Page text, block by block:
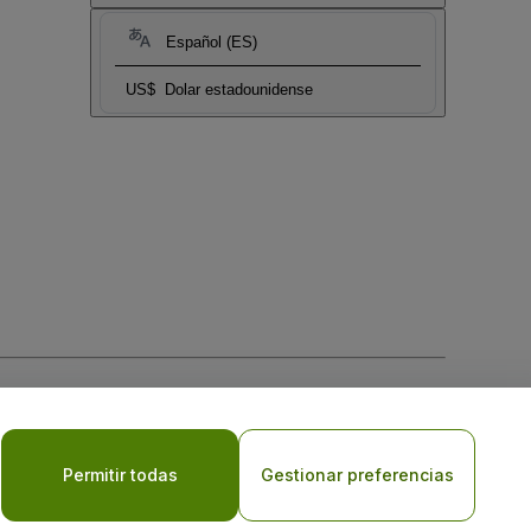
Español (ES)
US$ Dolar estadounidense
laPolítica de Privacidad para Móviles
Permitir todas Gestionar preferencias